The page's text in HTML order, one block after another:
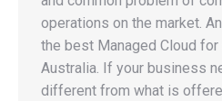
operations on the market.
the best Managed Cloud
Australia. If your business
different from what is